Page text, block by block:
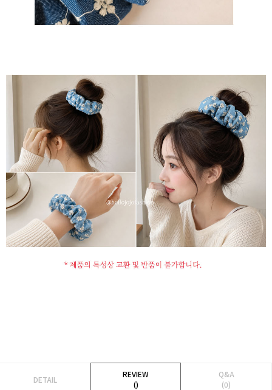
DETAIL
REVIEW
()
Q&A
(0)